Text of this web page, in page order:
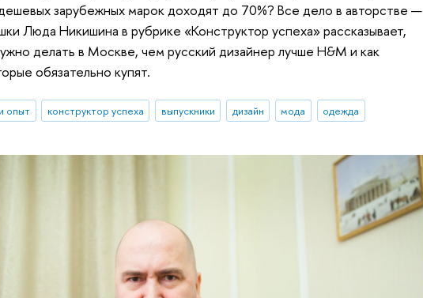
зарубежных марок доходят до 70%? Все дело в авторстве —
Люда Никишина в рубрике «Конструктор успеха» рассказывает,
делать в Москве, чем русский дизайнер лучше H&M и как
обязательно купят.
опыт конструктор успеха выпускники дизайн мода одежда